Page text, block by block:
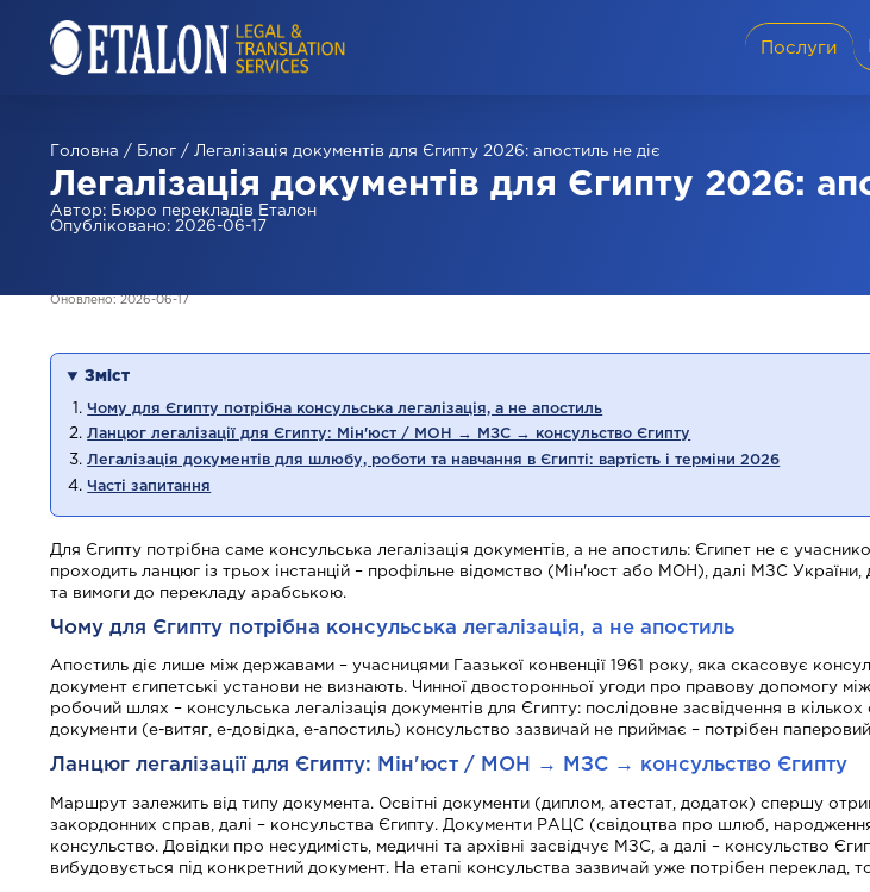
Послуги
Співпраця
Головна / Блог / Легалізація документів для Єгипту 2026: апостиль не діє
Легалізація документів для Єгипту 2026:
Автор: Бюро перекладів Eталон
Опубліковано: 2026-06-17
Оновлено: 2026-06-17
Зміст
Чому для Єгипту потрібна консульська легалізація, а не апостиль
Ланцюг легалізації для Єгипту: Мін'юст / МОН → МЗС → консульство Єгипту
Легалізація документів для шлюбу, роботи та навчання в Єгипті: вартість і терміни 2026
Часті запитання
Для Єгипту потрібна саме консульська легалізація документів, а не апостиль: Єгипет не є
проходить ланцюг із трьох інстанцій – профільне відомство (Мін'юст або МОН), далі МЗС
та вимоги до перекладу арабською.
Чому для Єгипту потрібна консульська легалізація, а не апостиль
Апостиль діє лише між державами – учасницями Гаазької конвенції 1961 року, яка скасовує
документ єгипетські установи не визнають. Чинної двосторонньої угоди про правову допомогу
робочий шлях – консульська легалізація документів для Єгипту: послідовне засвідчення в
документи (е-витяг, е-довідка, е-апостиль) консульство зазвичай не приймає – потрібен
Ланцюг легалізації для Єгипту: Мін'юст / МОН → МЗС → консульство Єгипту
Маршрут залежить від типу документа. Освітні документи (диплом, атестат, додаток) спершу
закордонних справ, далі – консульства Єгипту. Документи РАЦС (свідоцтва про шлюб,
консульство. Довідки про несудимість, медичні та архівні засвідчує МЗС, а далі – консульство
вибудовується під конкретний документ. На етапі консульства зазвичай уже потрібен переклад,